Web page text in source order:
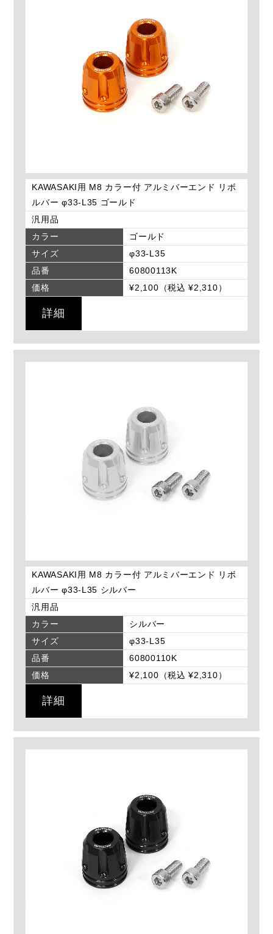
KAWASAKI用 M8 カラー付 アルミバーエンド リボ
ルバー φ33-L35 ゴールド
汎用品
カラー
ゴールド
サイズ
φ33-L35
品番
60800113K
価格
¥2,100（税込 ¥2,310）
詳細
KAWASAKI用 M8 カラー付 アルミバーエンド リボ
ルバー φ33-L35 シルバー
汎用品
カラー
シルバー
サイズ
φ33-L35
品番
60800110K
価格
¥2,100（税込 ¥2,310）
詳細